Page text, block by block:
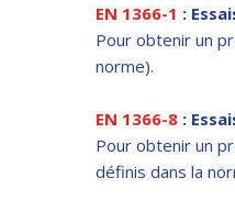
EN 1366-1 :
Pour obtenir un
norme).
EN 1366-8 :
Pour obtenir un
définis dans la